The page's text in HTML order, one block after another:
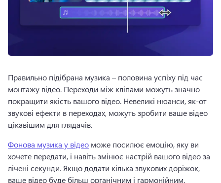
Правильно підібрана музика – половина успіху під час
монтажу відео. Переходи між кліпами можуть значно
покращити якість вашого відео. Невеликі нюанси, як-от
звукові ефекти в переходах, можуть зробити ваше відео
цікавішим для глядачів.
Фонова музика у відео може посилює емоцію, яку ви
хочете передати, і навіть змінює настрій вашого відео за
лічені секунди. Якщо додати кілька звукових доріжок,
ваше відео буде більш органічним і гармонійним.